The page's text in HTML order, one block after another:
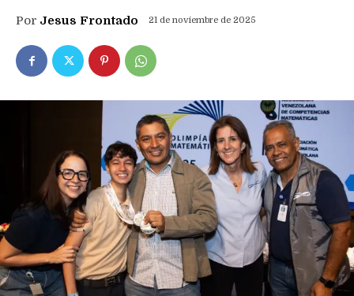
Por Jesus Frontado 21 de noviembre de 2025